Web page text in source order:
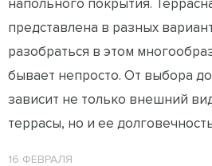
напольного покрытия.
представлена в разных
разобраться в этом
бывает непросто. От выбора
зависит не только внешний
террасы, но и ее
16 ФЕВРАЛЯ